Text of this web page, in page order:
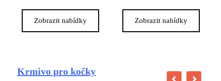
Zobrazit nabídky Zobrazit nabídky
Krmivo pro kočky